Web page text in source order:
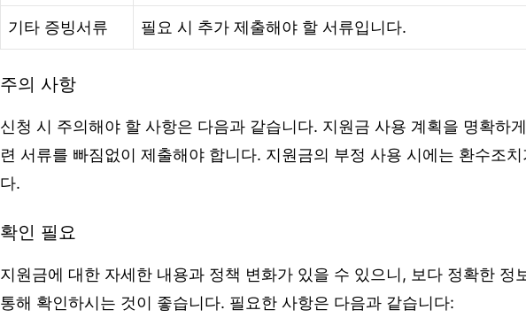
기타 증빙서류 필요 시 추가 제출해야 할 서류입니다.
주의 사항
신청 시 주의해야 할 사항은 다음과 같습니다. 지원금 사용 계획을 명확하
련 서류를 빠짐없이 제출해야 합니다. 지원금의 부정 사용 시에는 환수조
다.
확인 필요
지원금에 대한 자세한 내용과 정책 변화가 있을 수 있으니, 보다 정확한 정
통해 확인하시는 것이 좋습니다. 필요한 사항은 다음과 같습니다: